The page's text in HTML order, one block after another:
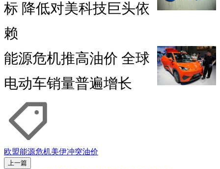
标 降低对美科技巨头依
赖
能源危机推高油价 全球
电动车销量普遍增长
欧盟能源危机美伊冲突油价
上一篇